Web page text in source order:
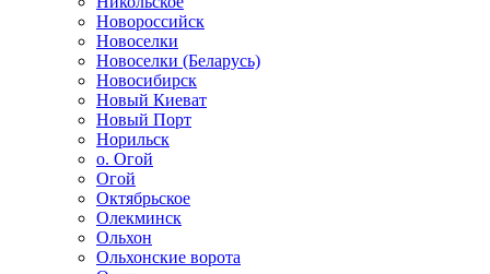
Новороссийск
Новоселки
Новоселки (Беларусь)
Новосибирск
Новый Киеват
Новый Порт
Норильск
о. Огой
Огой
Октябрьское
Олекминск
Ольхон
Ольхонские ворота